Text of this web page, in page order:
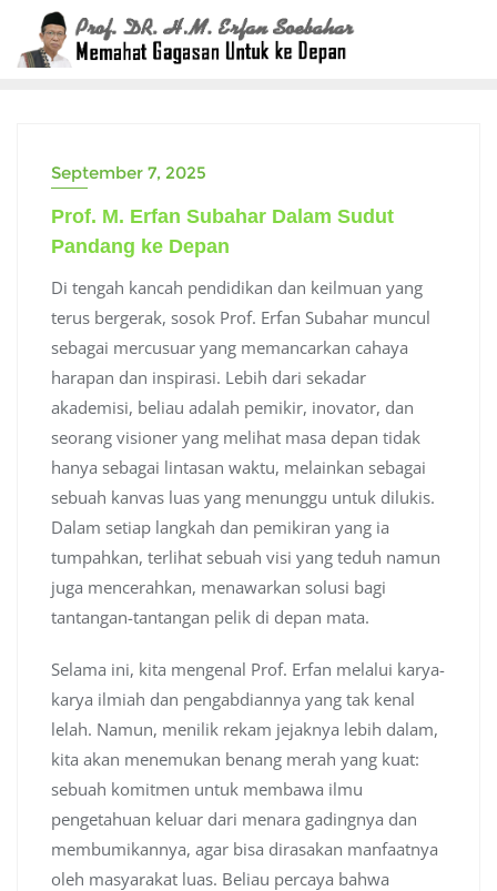
content
September 7, 2025
Prof. M. Erfan Subahar Dalam Sudut
Pandang ke Depan
Di tengah kancah pendidikan dan keilmuan yang
terus bergerak, sosok Prof. Erfan Subahar muncul
sebagai mercusuar yang memancarkan cahaya
harapan dan inspirasi. Lebih dari sekadar
akademisi, beliau adalah pemikir, inovator, dan
seorang visioner yang melihat masa depan tidak
hanya sebagai lintasan waktu, melainkan sebagai
sebuah kanvas luas yang menunggu untuk dilukis.
Dalam setiap langkah dan pemikiran yang ia
tumpahkan, terlihat sebuah visi yang teduh namun
juga mencerahkan, menawarkan solusi bagi
tantangan-tantangan pelik di depan mata.
Selama ini, kita mengenal Prof. Erfan melalui karya-
karya ilmiah dan pengabdiannya yang tak kenal
lelah. Namun, menilik rekam jejaknya lebih dalam,
kita akan menemukan benang merah yang kuat:
sebuah komitmen untuk membawa ilmu
pengetahuan keluar dari menara gadingnya dan
membumikannya, agar bisa dirasakan manfaatnya
oleh masyarakat luas. Beliau percaya bahwa